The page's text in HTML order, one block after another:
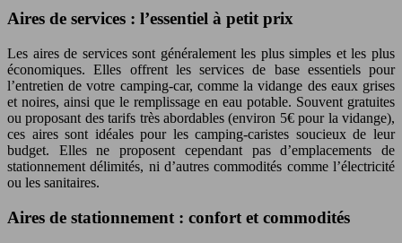
Aires de services : l’essentiel à petit prix
Les aires de services sont généralement les plus simples et les plus
économiques. Elles offrent les services de base essentiels pour
l’entretien de votre camping-car, comme la vidange des eaux grises
et noires, ainsi que le remplissage en eau potable. Souvent gratuites
ou proposant des tarifs très abordables (environ 5€ pour la vidange),
ces aires sont idéales pour les camping-caristes soucieux de leur
budget. Elles ne proposent cependant pas d’emplacements de
stationnement délimités, ni d’autres commodités comme l’électricité
ou les sanitaires.
Aires de stationnement : confort et commodités